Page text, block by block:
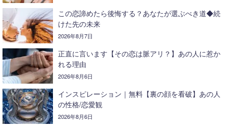
この恋諦めたら後悔する？あなたが選ぶべき道◆続
けた先の未来
2026年8月7日
正直に言います【その恋は脈アリ？】あの人に惹か
れる理由
2026年8月6日
インスピレーション｜無料【裏の顔を看破】あの人
の性格/恋愛観
2026年8月6日